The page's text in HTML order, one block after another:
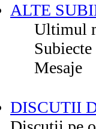
ALTE
Ultimul
Subiecte
Mesaje
DISCUTII